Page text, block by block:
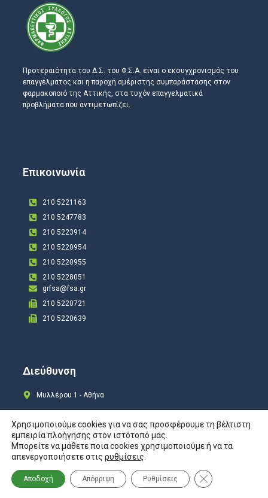
Προτεραιότητα του Δ.Σ. του Φ.Σ.Α. είναι ο εκσυγχρονισμός του
επαγγέλματος και η παροχή αμέριστης συμπαράστασης στον
φαρμακοποιό της Αττικής, στα τυχόν επαγγελματικά
προβλήματα που αντιμετωπίζει.
Επικοινωνία
210 5221163
210 5247783
210 5223914
210 5220954
210 5220955
210 5228051
grfsa@fsa.gr
210 5220721
210 5220639
Διεύθυνση
Μυλλέρου 1 - Αθήνα
Copyright © 2024 All rights Reserved. Design byCOSMOTE New Site4U
Προστασία Προσωπικών Δεδομένων
Χρησιμοποιούμε cookies για να σας προσφέρουμε τη βέλτιστη
εμπειρία πλοήγησης στον ιστότοπό μας.
Μπορείτε να μάθετε ποια cookies χρησιμοποιούμε ή να τα
απενεργοποιήσετε στις ρυθμίσεις
Αποδοχή Απόρριψη Ρυθμίσεις Κλείσιμο του